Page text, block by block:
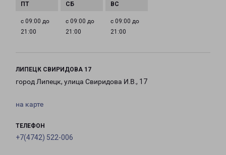
с 09:00 до
21:00
с 09:00 до
21:00
с 09:00 до
21:00
ЛИПЕЦК СВИРИДОВА 17
город Липецк, улица Свиридова И.В., 17
на карте
ТЕЛЕФОН
+7(4742) 522-006